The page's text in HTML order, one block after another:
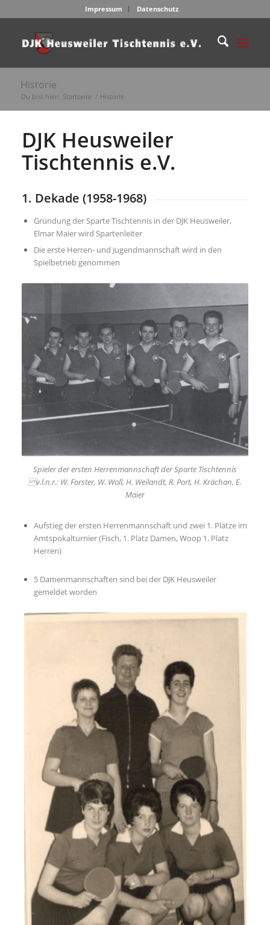
Impressum Datenschutz
Historie
Du bist hier: Startseite / Historie
DJK Heusweiler
Tischtennis e.V.
1. Dekade (1958-1968)
Gründung der Sparte Tischtennis in der DJK Heusweiler,
Elmar Maier wird Spartenleiter
Die erste Herren- und Jugendmannschaft wird in den
Spielbetrieb genommen
Spieler der ersten Herrenmannschaft der Sparte Tischtennis
v.l.n.r.: W. Forster, W. Woll, H. Weilandt, R. Port, H. Krächan, E.
Maier
Aufstieg der ersten Herrenmannschaft und zwei 1. Plätze im
Amtspokalturnier (Fisch, 1. Platz Damen, Woop 1. Platz
Herren)
5 Damenmannschaften sind bei der DJK Heusweiler
gemeldet worden